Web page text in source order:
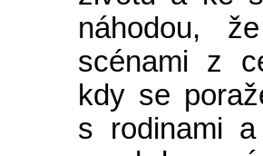
náhodou,
scénami z
kdy se
s rodinami